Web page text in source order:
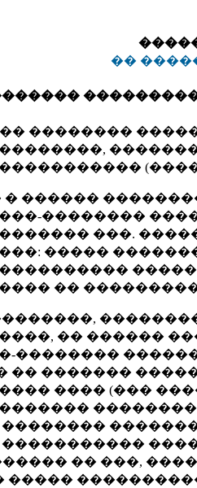
��
��������
� ������
��������
���.
�����
��
�� ������
��������
�� �������
���� (���
�� ���,
�����